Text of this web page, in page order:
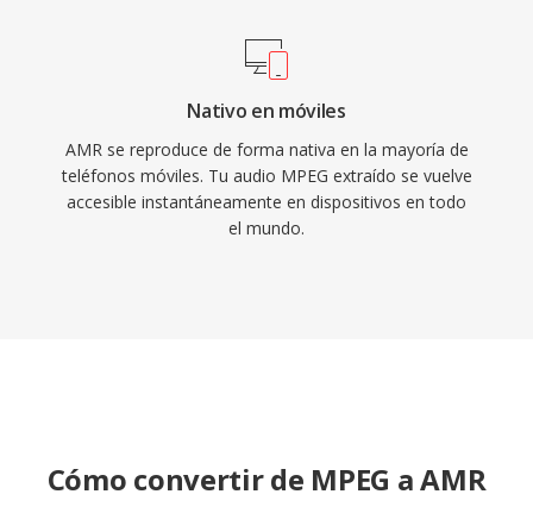
Nativo en móviles
AMR se reproduce de forma nativa en la mayoría de
teléfonos móviles. Tu audio MPEG extraído se vuelve
accesible instantáneamente en dispositivos en todo
el mundo.
Cómo convertir de MPEG a AMR